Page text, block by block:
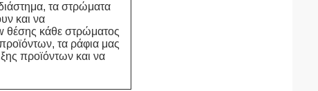
τα στρώματα
και να
θέσης κάθε στρώματος
τα ράφια μας
προϊόντων και να